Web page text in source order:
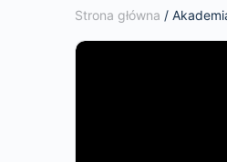
Strona główna /